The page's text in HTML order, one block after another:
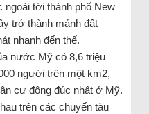
tới thành phố New
trở thành mảnh đất
nhanh đến thế.
nước Mỹ có 8,6 triệu
người trên một km2,
cư đông đúc nhất ở Mỹ.
trên các chuyến tàu